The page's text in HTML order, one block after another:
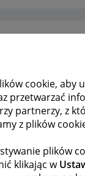
cookie, aby
przetwarzać
partnerzy, z
z plików
plików
klikając w
Kupujący